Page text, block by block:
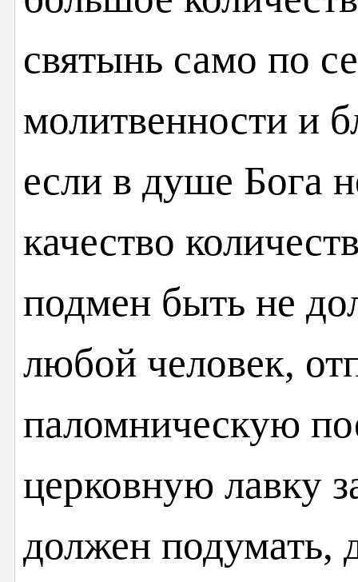
святынь само по
молитвенности и
если в душе Бога
качество
подмен быть не
любой человек,
паломническую
церковную лавку
должен подумать,